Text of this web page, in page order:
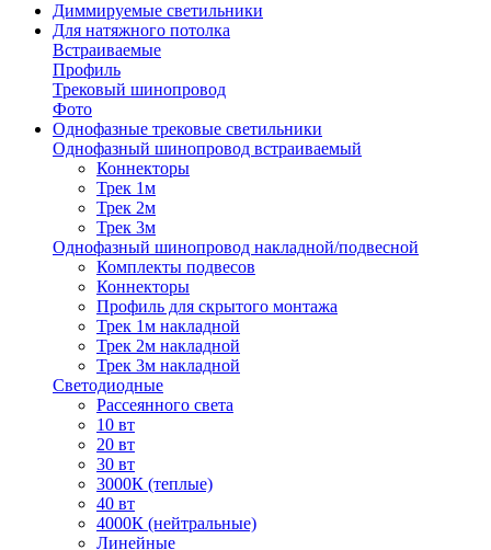
Диммируемые светильники
Для натяжного потолка
Встраиваемые
Профиль
Трековый шинопровод
Фото
Однофазные трековые светильники
Однофазный шинопровод встраиваемый
Коннекторы
Трек 1м
Трек 2м
Трек 3м
Однофазный шинопровод накладной/подвесной
Комплекты подвесов
Коннекторы
Профиль для скрытого монтажа
Трек 1м накладной
Трек 2м накладной
Трек 3м накладной
Светодиодные
Рассеянного света
10 вт
20 вт
30 вт
3000К (теплые)
40 вт
4000К (нейтральные)
Линейные